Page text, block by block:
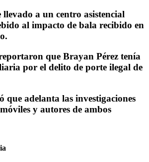
llevado a un centro asistencial
al impacto de bala recibido en
que Brayan Pérez tenía
por el delito de porte ilegal de
que adelanta las investigaciones
y autores de ambos